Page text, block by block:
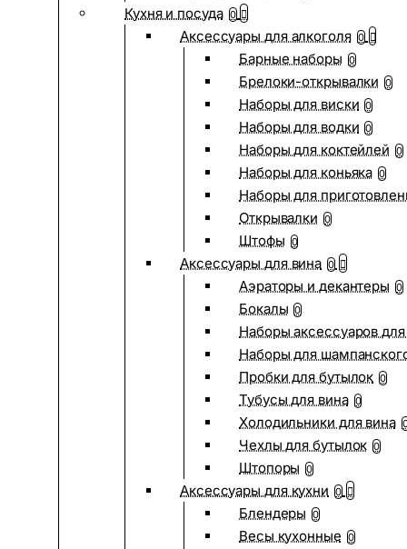
Кухня и посуда 0
Аксессуары для алкоголя 0
Барные наборы 0
Брелоки-открывалки 0
Наборы для виски 0
Наборы для водки 0
Наборы для коктейлей 0
Наборы для коньяка 0
Наборы для
Открывалки 0
Штофы 0
Аксессуары для вина 0
Аэраторы и декантеры 0
Бокалы 0
Наборы аксессуаров
Наборы для
Пробки для бутылок 0
Тубусы для вина 0
Холодильники для вина
Чехлы для бутылок 0
Штопоры 0
Аксессуары для кухни 0
Блендеры 0
Весы кухонные 0